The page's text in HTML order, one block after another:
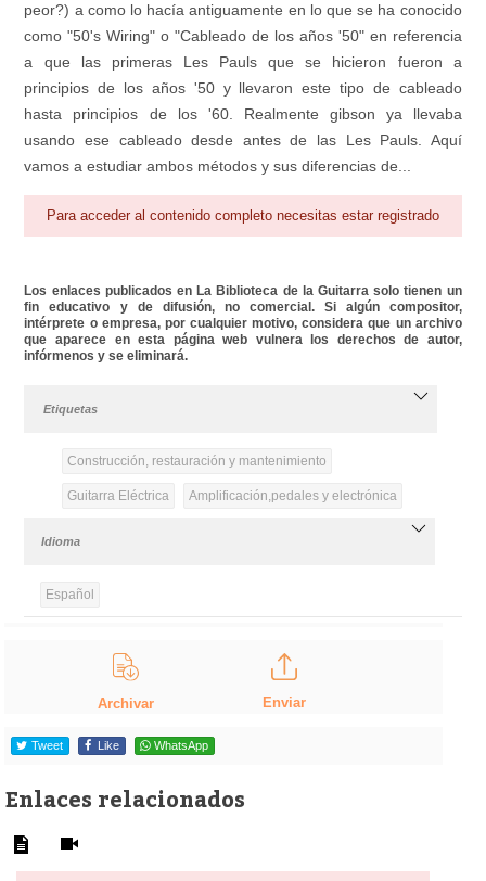
peor?) a como lo hacía antiguamente en lo que se ha conocido
como "50's Wiring" o "Cableado de los años '50" en referencia
a que las primeras Les Pauls que se hicieron fueron a
principios de los años '50 y llevaron este tipo de cableado
hasta principios de los '60. Realmente gibson ya llevaba
usando ese cableado desde antes de las Les Pauls. Aquí
vamos a estudiar ambos métodos y sus diferencias de...
Para acceder al contenido completo necesitas estar registrado
Los enlaces publicados en La Biblioteca de la Guitarra solo tienen un
fin educativo y de difusión, no comercial. Si algún compositor,
intérprete o empresa, por cualquier motivo, considera que un archivo
que aparece en esta página web vulnera los derechos de autor,
infórmenos y se eliminará.
Etiquetas
Construcción, restauración y mantenimiento
Guitarra Eléctrica Amplificación,pedales y electrónica
Idioma
Español
Archivar Enviar
Tweet Like WhatsApp
Enlaces relacionados